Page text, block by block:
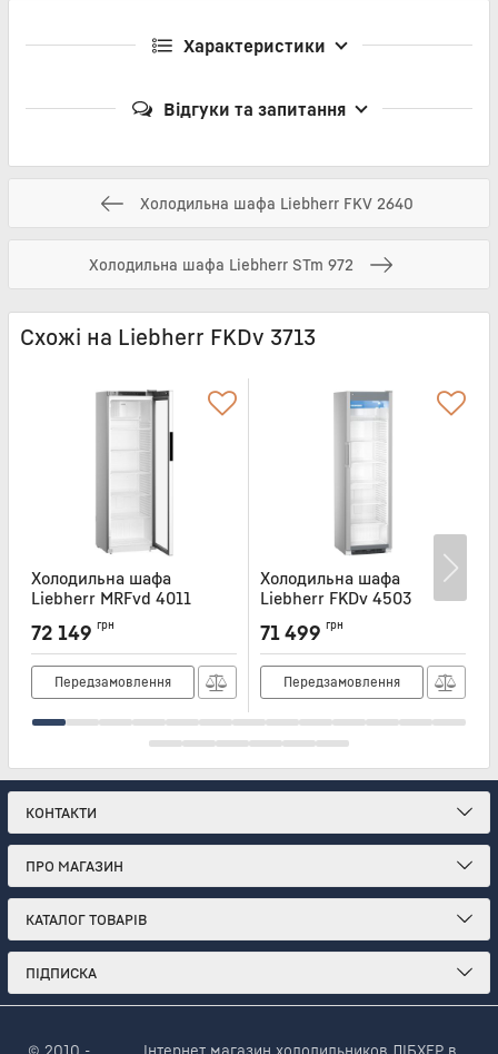
Характеристики
Відгуки та запитання
Холодильна шафа Liebherr FKV 2640
Холодильна шафа Liebherr STm 972
Схожі на Liebherr FKDv 3713
Холодильна шафа
Liebherr MRFvd 4011
MRFVD4011
72 149 грн
Передзамовлення
Холодильна шафа
Liebherr FKDv 4503
FKDV4503
71 499 грн
Передзамовлення
КОНТАКТИ
ПРО МАГАЗИН
КАТАЛОГ ТОВАРІВ
ПІДПИСКА